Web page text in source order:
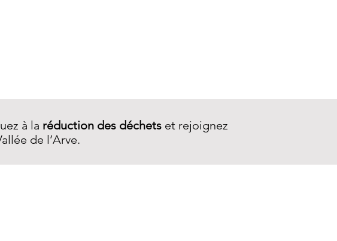
à la réduction des déchets et rejoignez
de l’Arve.